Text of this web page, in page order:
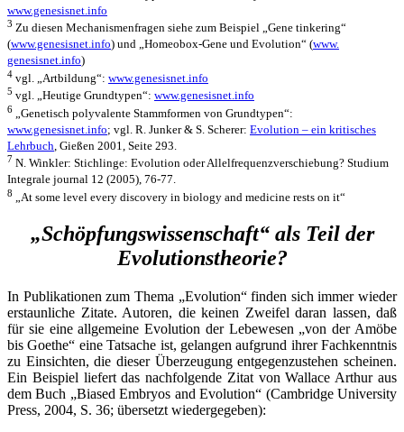
www.genesisnet.info
3 Zu diesen Mechanismenfragen siehe zum Beispiel „Gene tinkering“
(www.genesisnet.info) und „Homeobox-Gene und Evolution“ (www.
genesisnet.info)
4 vgl. „Artbildung“: www.genesisnet.info
5 vgl. „Heutige Grundtypen“: www.genesisnet.info
6
„Genetisch polyvalente Stammformen von Grundtypen“:
www.genesisnet.info; vgl. R. Junker & S. Scherer: Evolution – ein kritisches
Lehrbuch , Gießen 2001, Seite 293.
7 N. Winkler: Stichlinge: Evolution oder Allelfrequenzverschiebung? Studium
Integrale journal 12 (2005), 76-77.
8 „At some level every discovery in biology and medicine rests on it“
„Schöpfungswissenschaft“ als Teil der
Evolutionstheorie?
In Publikationen zum Thema „Evolution“ finden sich immer wieder
erstaunliche Zitate. Autoren, die keinen Zweifel daran lassen, daß
für sie eine allgemeine Evolution der Lebewesen „von der Amöbe
bis Goethe“ eine Tatsache ist, gelangen aufgrund ihrer Fachkenntnis
zu Einsichten, die dieser Überzeugung entgegenzustehen scheinen.
Ein Beispiel liefert das nachfolgende Zitat von Wallace Arthur aus
dem Buch „Biased Embryos and Evolution“ (Cambridge University
Press, 2004, S. 36; übersetzt wiedergegeben):